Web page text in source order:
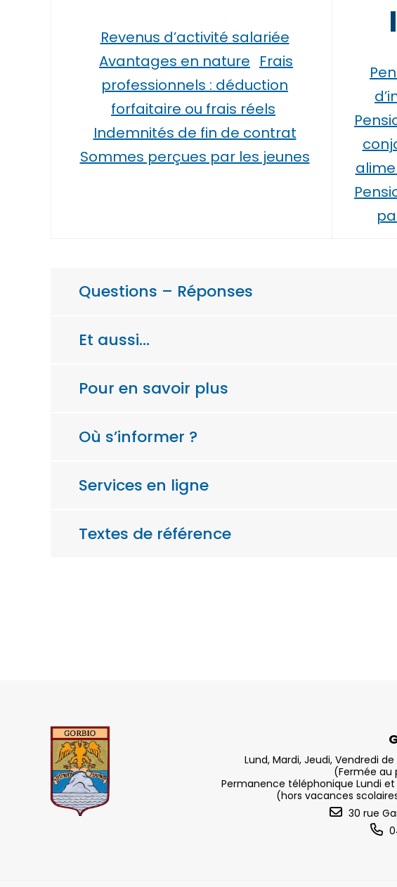
Revenus d’activité salariée
Avantages en nature Frais
professionnels : déduction
forfaitaire ou frais réels
Indemnités de fin de contrat
Sommes perçues par les jeunes
Questions – Réponses
Et aussi…
Pour en savoir plus
Où s’informer ?
Services en ligne
Textes de référence
Lund, Mardi, Jeudi, Vendredi de
(Fermée au
Permanence téléphonique Lundi et
(hors vacances
30 rue